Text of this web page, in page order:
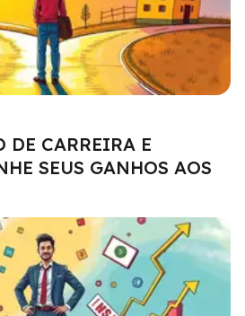
DE CARREIRA E
SEUS GANHOS AOS